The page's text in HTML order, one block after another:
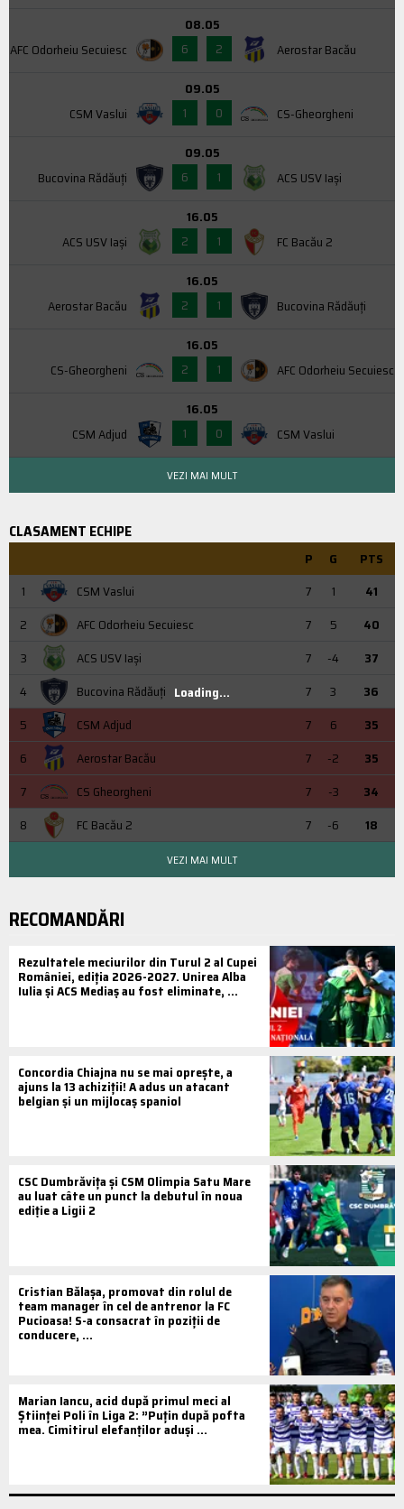
AFC Odorheiu Secuiesc
08.05
6
2 Aerostar Bacău
CSM Vaslui
09.05
1
0 CS-Gheorgheni
Bucovina Rădăuți
09.05
6
1 ACS USV Iaşi
ACS USV Iaşi
16.05
2
1 FC Bacău 2
Aerostar Bacău
16.05
2
1 Bucovina Rădăuți
CS-Gheorgheni
16.05
2
1 AFC Odorheiu Secuiesc
CSM Adjud
16.05
1
0 CSM Vaslui
VEZI MAI MULT
CLASAMENT ECHIPE
P G
PTS
1
CSM Vaslui 7 1
41
2
AFC Odorheiu Secuiesc 7 5
40
3
ACS USV Iaşi 7 -4
37
4
Bucovina Rădăuți 7 3
36
5
CSM Adjud 7 6
35
6
Aerostar Bacău 7 -2
35
7
CS Gheorgheni 7 -3
34
8
FC Bacău 2 7 -6 18
Loading...
VEZI MAI MULT
RECOMANDĂRI
Rezultatele meciurilor din Turul 2 al Cupei
României, ediția 2026-2027. Unirea Alba
Iulia și ACS Mediaș au fost eliminate, ...
Concordia Chiajna nu se mai oprește, a
ajuns la 13 achiziții! A adus un atacant
belgian și un mijlocaș spaniol
CSC Dumbrăvița și CSM Olimpia Satu Mare
au luat câte un punct la debutul în noua
ediție a Ligii 2
Cristian Bălașa, promovat din rolul de
team manager în cel de antrenor la FC
Pucioasa! S-a consacrat în poziții de
conducere, ...
Marian Iancu, acid după primul meci al
Științei Poli în Liga 2: ”Puțin după pofta
mea. Cimitirul elefanților aduși ...